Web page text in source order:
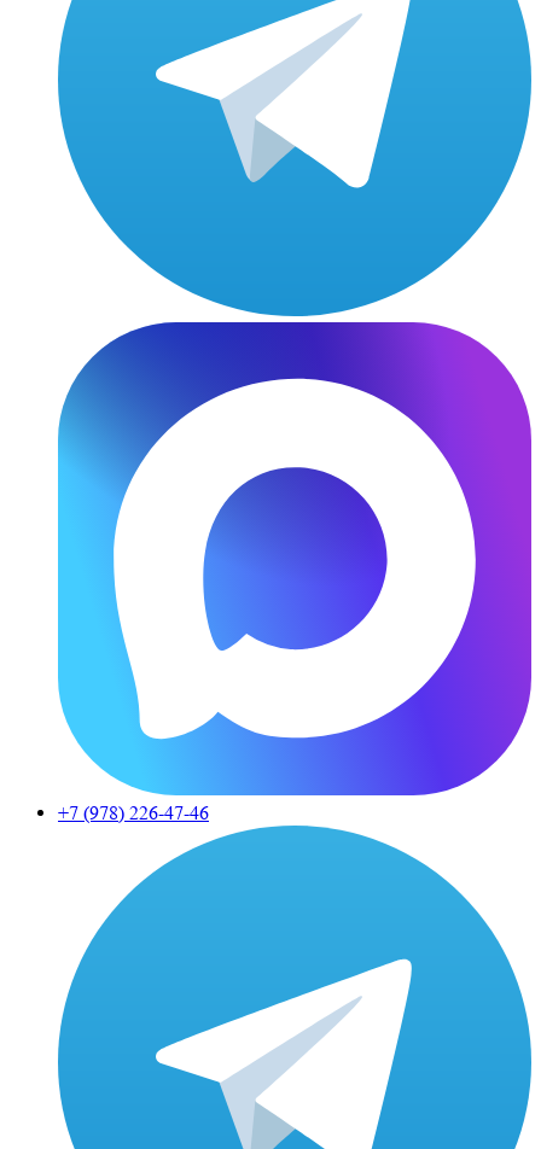
+7 (978) 226-47-46